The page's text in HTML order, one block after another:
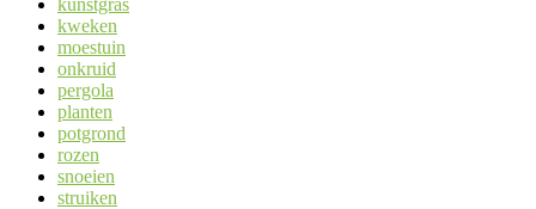
kunstgras
kweken
moestuin
onkruid
pergola
planten
potgrond
rozen
snoeien
struiken